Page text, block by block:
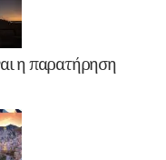
η παρατήρηση